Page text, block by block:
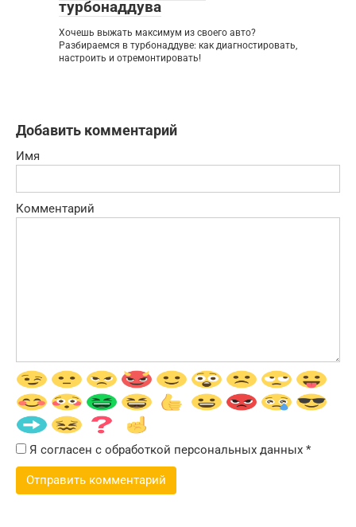
турбонаддува
Хочешь выжать максимум из своего авто?
Разбираемся в турбонаддуве: как диагностировать,
настроить и отремонтировать!
Добавить комментарий
Имя
Комментарий
Я согласен с обработкой персональных данных *